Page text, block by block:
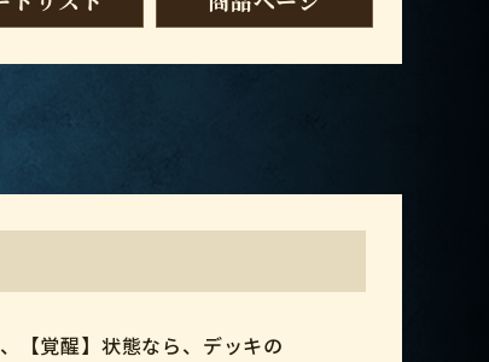
【覚醒】状態なら、デッキの